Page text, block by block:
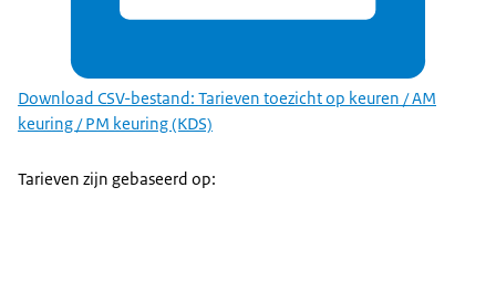
Download CSV-bestand: Tarieven toezicht op keuren / AM
keuring / PM keuring (KDS)
Tarieven zijn gebaseerd op: